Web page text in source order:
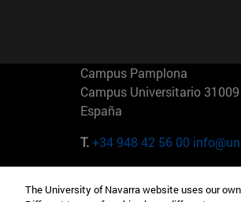
Campus Pamplona
Campus Universitario
España
T.+34 948 42 56 00
Camino del Cerro Águila 3
The University of Navarra website uses our